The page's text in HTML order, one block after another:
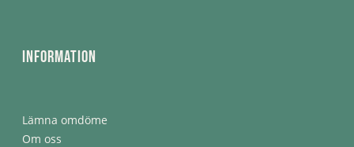
Information
Lämna omdöme
Om oss